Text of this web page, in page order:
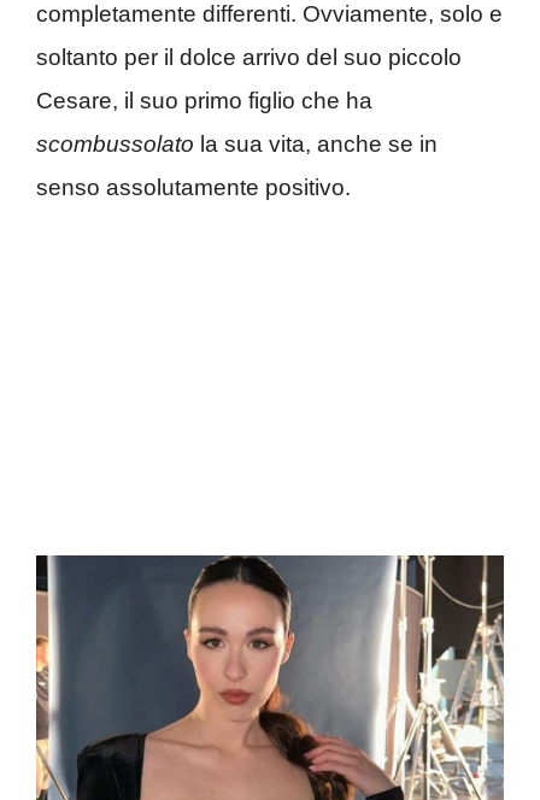
completamente differenti. Ovviamente, solo e
soltanto per il dolce arrivo del suo piccolo
Cesare, il suo primo figlio che ha
scombussolato la sua vita, anche se in
senso assolutamente positivo.